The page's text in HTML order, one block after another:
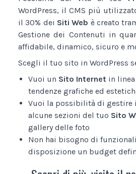
WordPress, il CMS più
il 30% dei Siti Web è creato
Gestione dei Contenuti in
affidabile, dinamico, sicuro e
Scegli il tuo sito in WordPress
Vuoi un Sito Internet in
tendenze grafiche ed
Vuoi la possibilità di gestire
alcune sezioni del tuo Sito
gallery delle foto
Non hai bisogno di
disposizione un budget